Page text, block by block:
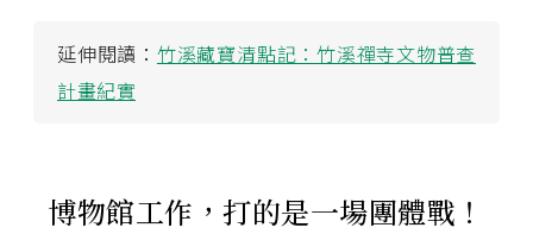
延伸閱讀： 竹溪藏寶清點記：竹溪禪寺文物普查
計畫紀實
博物館工作，打的是一場團體戰！